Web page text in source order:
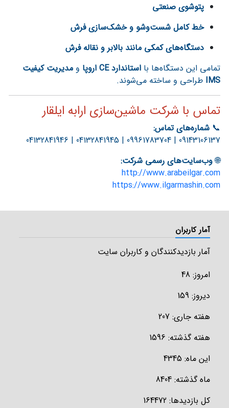
پتوشوی صنعتی
خط کامل شست‌وشو و خشک‌سازی فرش
دستگاه‌های کمکی مانند بالابر و نقاله فرش
تمامی این دستگاه‌ها با استاندارد CE اروپا و مدیریت کیفیت
IMS طراحی و ساخته می‌شوند.
تماس با شرکت ماشین‌سازی ارابه ایلقار
📞 شماره‌های تماس:
09143106137 | 09961783704 | 04132841945 | 04132841946
🌐وب‌سایت‌های رسمی شرکت:
http://www.arabeilgar.com
https://www.ilgarmashin.com
آمار کاربران
آمار بازدیدکنندگان و کاربران سایت
امروز: 48
دیروز: 159
هفته جاری: 207
هفته گذشته: 1596
این ماه: 4345
ماه گذشته: 8404
کل بازدیدها: 164472